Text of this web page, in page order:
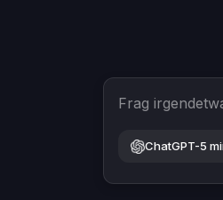
Frag
ChatGPT-5